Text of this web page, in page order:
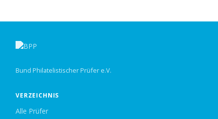
Bund Philatelistischer Prüfer e.V.
VERZEICHNIS
Alle Prüfer